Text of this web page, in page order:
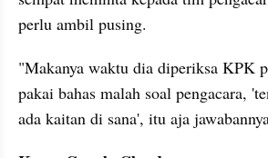
perlu ambil pusing.
"Makanya waktu dia diperiksa KPK
pakai bahas malah soal pengacara,
ada kaitan di sana', itu aja